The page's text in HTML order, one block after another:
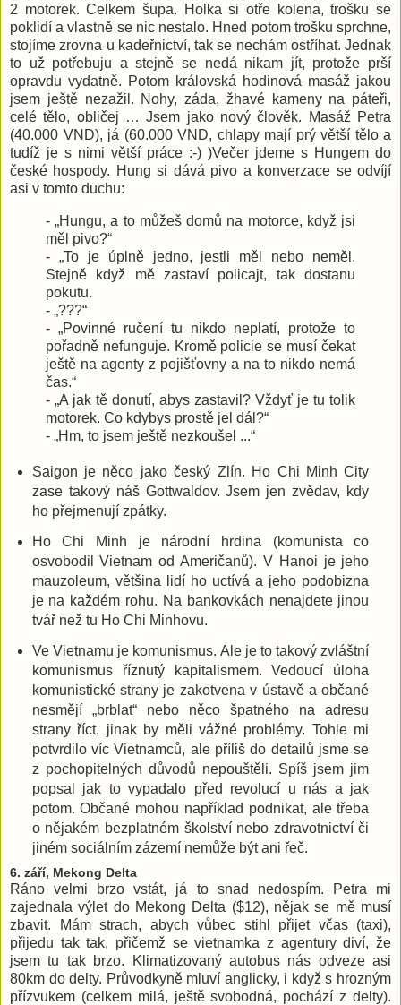
2 motorek. Celkem šupa. Holka si otře kolena, trošku se
poklidí a vlastně se nic nestalo. Hned potom trošku sprchne,
stojíme zrovna u kadeřnictví, tak se nechám ostříhat. Jednak
to už potřebuju a stejně se nedá nikam jít, protože prší
opravdu vydatně. Potom královská hodinová masáž jakou
jsem ještě nezažil. Nohy, záda, žhavé kameny na páteři,
celé tělo, obličej … Jsem jako nový člověk. Masáž Petra
(40.000 VND), já (60.000 VND, chlapy mají prý větší tělo a
tudíž je s nimi větší práce :-) )Večer jdeme s Hungem do
české hospody. Hung si dává pivo a konverzace se odvíjí
asi v tomto duchu:
- „Hungu, a to můžeš domů na motorce, když jsi
měl pivo?“
- „To je úplně jedno, jestli měl nebo neměl.
Stejně když mě zastaví policajt, tak dostanu
pokutu.
- „???“
- „Povinné ručení tu nikdo neplatí, protože to
pořadně nefunguje. Kromě policie se musí čekat
ještě na agenty z pojišťovny a na to nikdo nemá
čas.“
- „A jak tě donutí, abys zastavil? Vždyť je tu tolik
motorek. Co kdybys prostě jel dál?“
- „Hm, to jsem ještě nezkoušel ...“
Saigon je něco jako český Zlín. Ho Chi Minh City
zase takový náš Gottwaldov. Jsem jen zvědav, kdy
ho přejmenují zpátky.
Ho Chi Minh je národní hrdina (komunista co
osvobodil Vietnam od Američanů). V Hanoi je jeho
mauzoleum, většina lidí ho uctívá a jeho podobizna
je na každém rohu. Na bankovkách nenajdete jinou
tvář než tu Ho Chi Minhovu.
Ve Vietnamu je komunismus. Ale je to takový zvláštní
komunismus říznutý kapitalismem. Vedoucí úloha
komunistické strany je zakotvena v ústavě a občané
nesmějí „brblat“ nebo něco špatného na adresu
strany říct, jinak by měli vážné problémy. Tohle mi
potvrdilo víc Vietnamců, ale příliš do detailů jsme se
z pochopitelných důvodů nepouštěli. Spíš jsem jim
popsal jak to vypadalo před revolucí u nás a jak
potom. Občané mohou například podnikat, ale třeba
o nějakém bezplatném školství nebo zdravotnictví či
jiném sociálním zázemí nemůže být ani řeč.
6. září, Mekong Delta
Ráno velmi brzo vstát, já to snad nedospím. Petra mi
zajednala výlet do Mekong Delta ($12), nějak se mě musí
zbavit. Mám strach, abych vůbec stihl přijet včas (taxi),
přijedu tak tak, přičemž se vietnamka z agentury diví, že
jsem tu tak brzo. Klimatizovaný autobus nás odveze asi
80km do delty. Průvodkyně mluví anglicky, i když s hrozným
přízvukem (celkem milá, ještě svobodná, pochází z delty).